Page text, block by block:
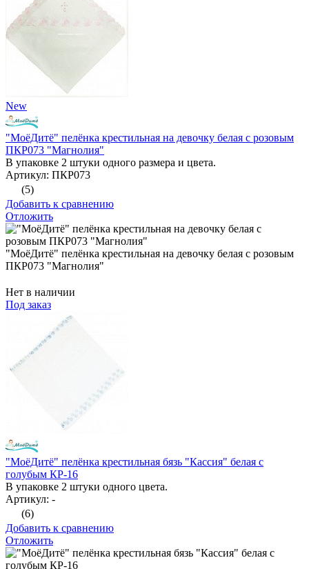
New
"МоёДитё" пелёнка крестильная на девочку белая с розовым
ПКР073 "Магнолия"
В упаковке 2 штуки одного размера и цвета.
Артикул: ПКР073
(5)
Добавить к сравнению
Отложить
"МоёДитё" пелёнка крестильная на девочку белая с розовым
ПКР073 "Магнолия"
Нет в наличии
Под заказ
"МоёДитё" пелёнка крестильная бязь "Кассия" белая с
голубым КР-16
В упаковке 2 штуки одного цвета.
Артикул: -
(6)
Добавить к сравнению
Отложить